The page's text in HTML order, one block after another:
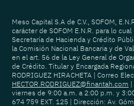
Meso Capital S.A de C.V., SOFOM,
carácter de SOFOM E.N.R. para lo
Secretaría de Hacienda y Crédito
la Comisión Nacional Bancaria y de
en el art. 56 de la Ley General de
de Crédito. Titular y Encargada
RODRIGUEZ HIRACHETA | Correo
HECTOR.RODRIGUEZ@finantah.com
viernes de 9:00 a.m. a 2:00 p.m. y
674 759 EXT. 125 | Dirección: Av.